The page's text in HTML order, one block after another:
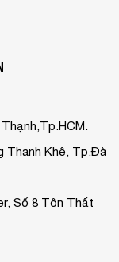
Thanh Khê, Tp.Đà
Số 8 Tôn Thất